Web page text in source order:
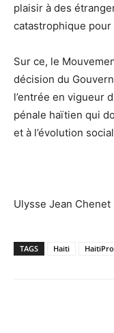
plaisir à des
catastrophique pour
Sur ce, le
décision du
l’entrée en vigueur
pénale haïtien qui
et à l’évolution
Ulysse Jean Chenet
TAGS Haiti